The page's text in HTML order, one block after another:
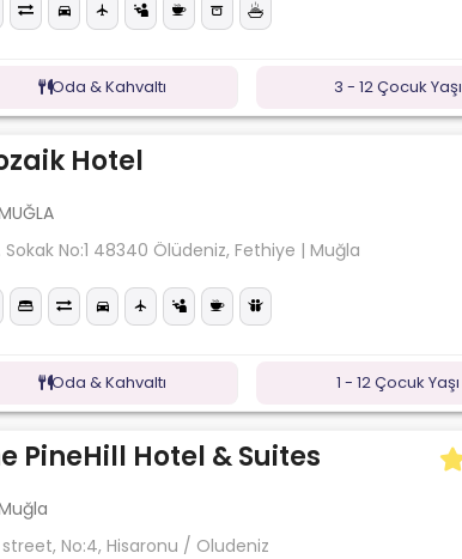
Oda & Kahvaltı 3 - 12 Çocuk Yaşı
Hotel
Sokak No:1 48340 Ölüdeniz, Fethiye | Muğla
Oda & Kahvaltı 1 - 12 Çocuk Yaşı
PineHill Hotel & Suites
street, No:4, Hisaronu / Oludeniz